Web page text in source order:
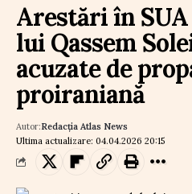
Arestări în
lui Qassem
acuzate de
proiraniană
Ultima actualizare: 04.04.2026 20:15
Autor:Redacția Atlas News